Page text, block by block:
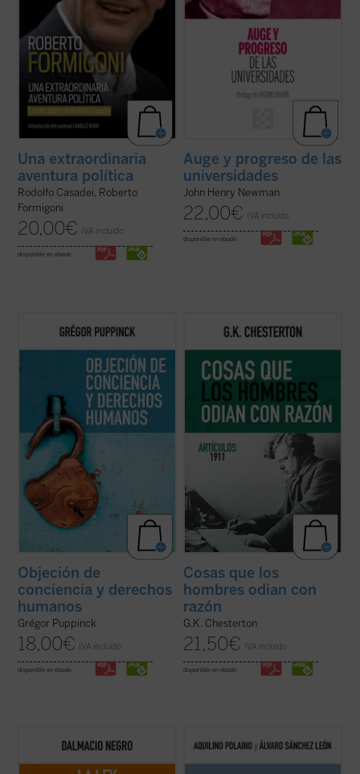
Una extraordinaria
aventura política
Rodolfo Casadei, Roberto
Formigoni
20,00€ IVA incluido
disponible en ebook:
Auge y progreso de las
universidades
John Henry Newman
22,00€ IVA incluido
disponible en ebook:
El derecho a la objeción de conciencia se
invoca cada vez más, ya se trate de la
la negativa a vacunarse o de cualquier otra
práctica que choque contra las
convicciones de algunas personas. Este
Objeción de
conciencia y derechos
humanos
Grégor Puppinck
18,00€ IVA incluido
disponible en ebook:
Coincidiendo ahora con el 150 aniversario
del nacimiento de su autor, este sexto
sufragistas, la prensa, otros temas
habituales y nombres tan representativos
(ver ficha)
Cosas que los
hombres odian con
razón
G.K. Chesterton
21,50€ IVA incluido
disponible en ebook:
Este ensayo, en el que se combina un
interesante recorrido de la historia de la
interpretación de la realidad actual, nos
¿Qué bulle dentro de un psiquiatra que se
jubila después de 45 años tratando miles de